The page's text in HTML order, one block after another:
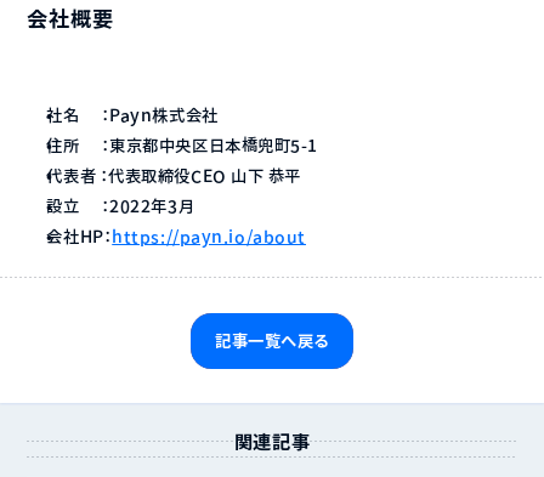
会社概要
社名　 ：Payn株式会社
住所　 ：東京都中央区日本橋兜町5-1
代表者 ：代表取締役CEO 山下 恭平
設立　 ：2022年3月
会社HP： https://payn.io/about
記事一覧へ戻る
関連記事